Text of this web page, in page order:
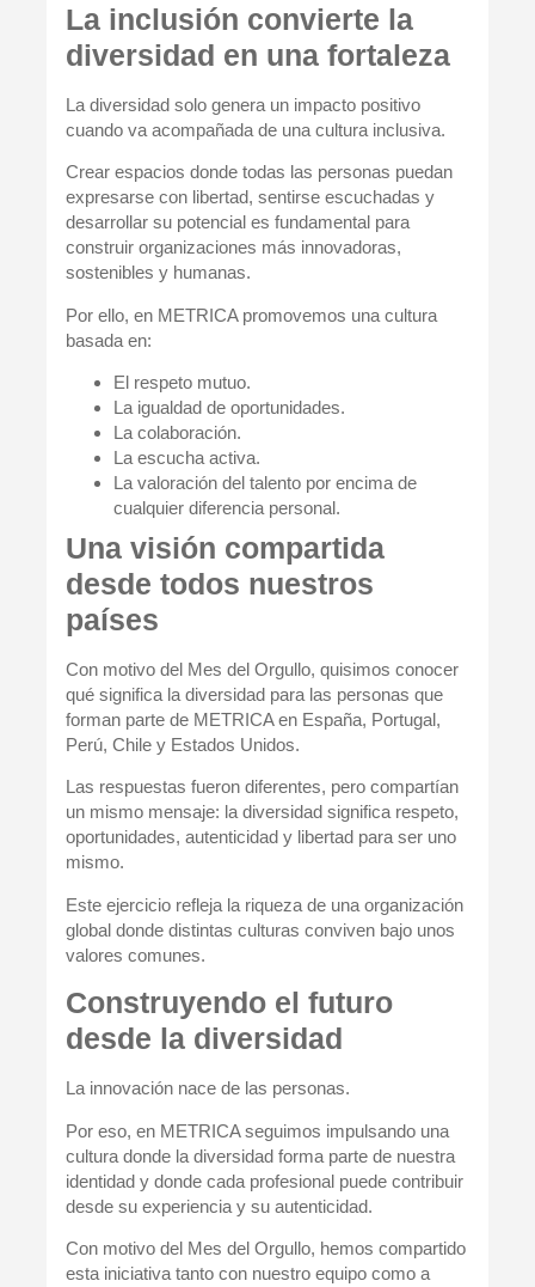
La inclusión convierte la
diversidad en una fortaleza
La diversidad solo genera un impacto positivo
cuando va acompañada de una cultura inclusiva.
Crear espacios donde todas las personas puedan
expresarse con libertad, sentirse escuchadas y
desarrollar su potencial es fundamental para
construir organizaciones más innovadoras,
sostenibles y humanas.
Por ello, en METRICA promovemos una cultura
basada en:
El respeto mutuo.
La igualdad de oportunidades.
La colaboración.
La escucha activa.
La valoración del talento por encima de
cualquier diferencia personal.
Una visión compartida
desde todos nuestros
países
Con motivo del Mes del Orgullo, quisimos conocer
qué significa la diversidad para las personas que
forman parte de METRICA en España, Portugal,
Perú, Chile y Estados Unidos.
Las respuestas fueron diferentes, pero compartían
un mismo mensaje: la diversidad significa respeto,
oportunidades, autenticidad y libertad para ser uno
mismo.
Este ejercicio refleja la riqueza de una organización
global donde distintas culturas conviven bajo unos
valores comunes.
Construyendo el futuro
desde la diversidad
La innovación nace de las personas.
Por eso, en METRICA seguimos impulsando una
cultura donde la diversidad forma parte de nuestra
identidad y donde cada profesional puede contribuir
desde su experiencia y su autenticidad.
Con motivo del Mes del Orgullo, hemos compartido
esta iniciativa tanto con nuestro equipo como a